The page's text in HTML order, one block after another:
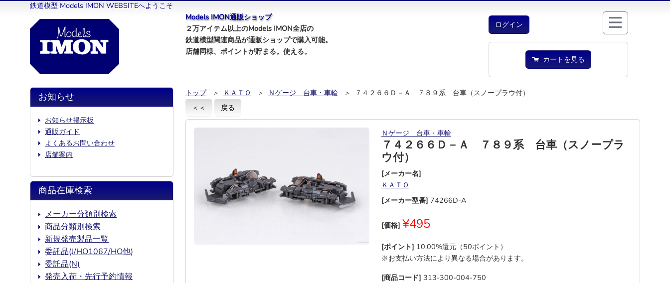
鉄道模型 Models IMON WEBSITEへようこそ
Models IMON通販ショップ
２万アイテム以上のModels IMON全店の
鉄道模型関連商品が通販ショップで購入可能。
店舗同様、ポイントが貯まる。使える。
ログイン
カートを見る
トップ ＞ ＫＡＴＯ ＞ Ｎゲージ 台車・車輪
＞ ７４２６６Ｄ－Ａ ７８９系 台車（スノープラウ付）
＜＜
戻る
Ｎゲージ 台車・車輪
７４２６６Ｄ－Ａ ７８９系 台車（スノープラ
ウ付）
[メーカー名]
ＫＡＴＯ
[メーカー型番] 74266D-A
[価格] ¥495
[ポイント] 10.00%還元（50ポイント）
※お支払い方法により異なる場合があります。
[商品コード] 313-300-004-750
お知らせ
お知らせ掲示板
通販ガイド
よくあるお問い合わせ
店舗案内
商品在庫検索
メーカー分類別検索
商品分類別検索
新規発売製品一覧
委託品(J/HO1067/HO他)
委託品(N)
発売入荷・先行予約情報